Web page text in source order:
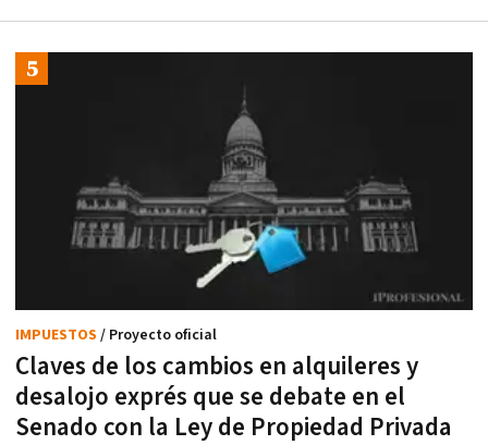
Claves de los cambios en alquileres y
desalojo exprés que se debate en el
Senado con la Ley de Propiedad Privada
IMPUESTOS / Proyecto oficial